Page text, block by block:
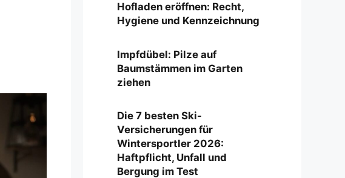
Hofladen eröffnen: Recht,
Hygiene und Kennzeichnung
Impfdübel: Pilze auf
Baumstämmen im Garten
ziehen
Die 7 besten Ski-
Versicherungen für
Wintersportler 2026:
Haftpflicht, Unfall und
Bergung im Test